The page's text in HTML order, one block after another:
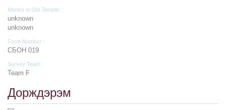
Monks in Old Temple :
unknown
unknown
Form Number :
СБОН 019
Survey Team :
Team F
Дорждэрэм